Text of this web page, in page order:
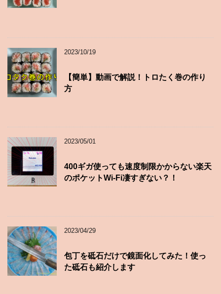
2023/10/19
【簡単】動画で解説！トロたく巻の作り
方
2023/05/01
400ギガ使っても速度制限かからない楽天
のポケットWi-Fi凄すぎない？！
2023/04/29
包丁を砥石だけで鏡面化してみた！使っ
た砥石も紹介します